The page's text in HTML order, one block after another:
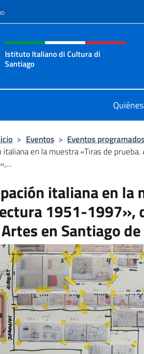
del sitio web,
Istituto Italiano di Cultura di
Santiago
> Eventos > Eventos
italiana en la muestra «Tiras de
italiana en la
1951-1997»,
en Santiago